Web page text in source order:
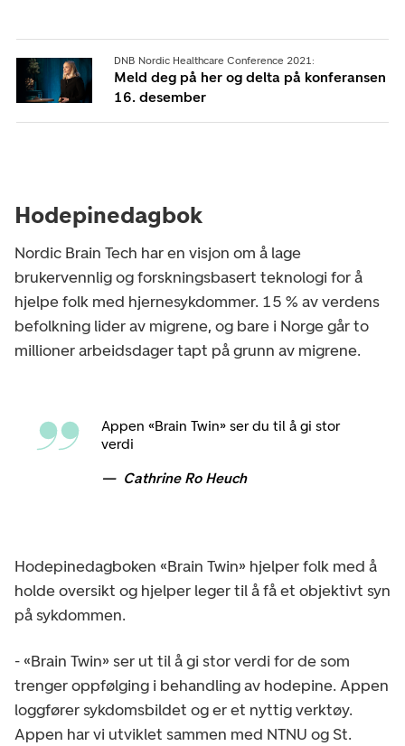
DNB Nordic Healthcare Conference 2021:
Meld deg på her og delta på konferansen
16. desember
Hodepinedagbok
Nordic Brain Tech har en visjon om å lage
brukervennlig og forskningsbasert teknologi for å
hjelpe folk med hjernesykdommer. 15 % av verdens
befolkning lider av migrene, og bare i Norge går to
millioner arbeidsdager tapt på grunn av migrene.
Appen «Brain Twin» ser du til å gi stor
verdi
Cathrine Ro Heuch
Hodepinedagboken «Brain Twin» hjelper folk med å
holde oversikt og hjelper leger til å få et objektivt syn
på sykdommen.
- «Brain Twin» ser ut til å gi stor verdi for de som
trenger oppfølging i behandling av hodepine. Appen
loggfører sykdomsbildet og er et nyttig verktøy.
Appen har vi utviklet sammen med NTNU og St.